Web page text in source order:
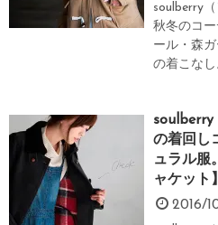
soulberry
秋冬のコ
ール・森
の着こなし
soulberry
の着回し
ュラル服
ャケット】
2016/